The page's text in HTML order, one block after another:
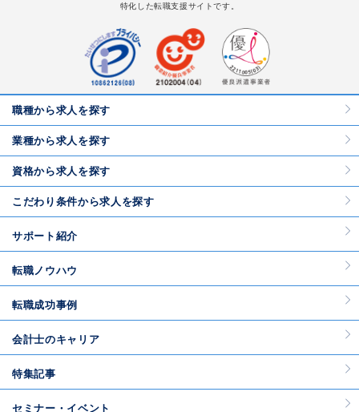
特化した転職支援サイトです。
職種から求人を探す
業種から求人を探す
資格から求人を探す
こだわり条件から求人を探す
サポート紹介
転職ノウハウ
転職成功事例
会計士のキャリア
特集記事
セミナー・イベント